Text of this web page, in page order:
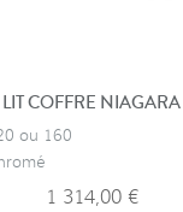
LIT COFFRE NIAGARA
ou 160
1 314,00 €